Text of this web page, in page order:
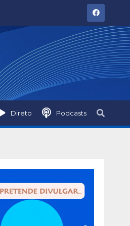
Direto Podcasts